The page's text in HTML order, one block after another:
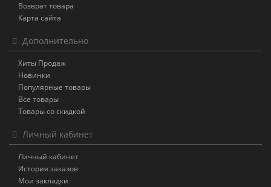
Возврат товара
Карта сайта
Дополнительно
Хиты Продаж
Новинки
Популярные товары
Все товары
Товары со скидкой
Личный кабинет
Личный кабинет
История заказов
Мои закладки